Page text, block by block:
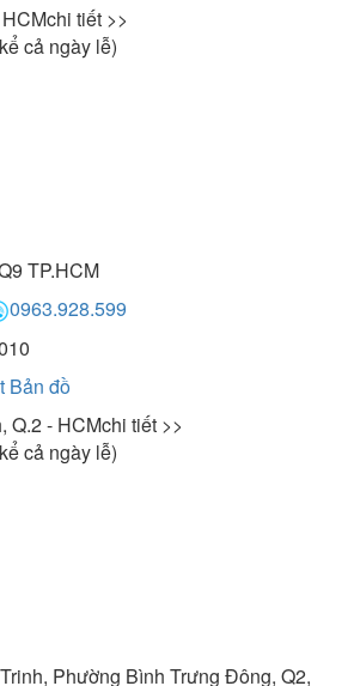
chi tiết >>
cả ngày lễ)
TP.HCM
0963.928.599
Bản đồ
Q.2 - HCMchi tiết >>
cả ngày lễ)
Phường Bình Trưng Đông, Q2,